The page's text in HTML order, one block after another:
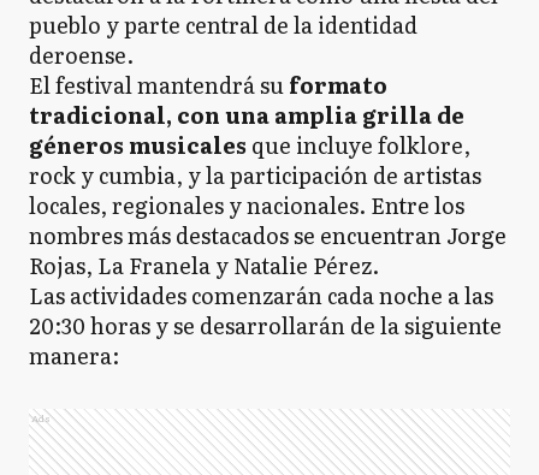
pueblo y parte central de la identidad
deroense.
El festival mantendrá suformato
tradicional, con una amplia grilla de
géneros musicales que incluye folklore,
rock y cumbia, y la participación de artistas
locales, regionales y nacionales. Entre los
nombres más destacados se encuentran Jorge
Rojas, La Franela y Natalie Pérez.
Las actividades comenzarán cada noche a las
20:30 horas y se desarrollarán de la siguiente
manera:
Ads